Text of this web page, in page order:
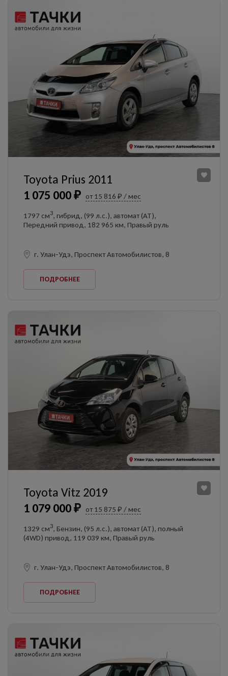
1 075 000 ₽ от 15 816 ₽ / мес
Toyota Prius 2011
1797 см3, гибрид, (99 л.с.), автомат (AT),
Передний привод, 182 965 км, Правый руль
г. Улан-Удэ, Проспект Автомобилистов, 8
ПОДРОБНЕЕ
1 079 000 ₽ от 15 875 ₽ / мес
Toyota Vitz 2019
1329 см3, Бензин, (95 л.с.), автомат (AT), полный
(4WD) привод, 119 039 км, Правый руль
г. Улан-Удэ, Проспект Автомобилистов, 8
ПОДРОБНЕЕ